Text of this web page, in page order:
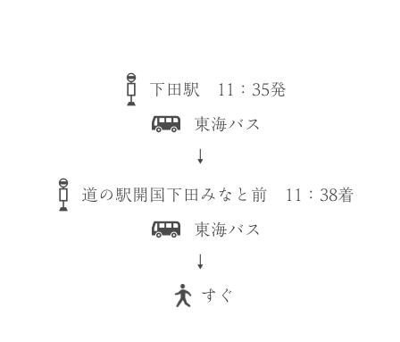
下田駅 11：35発
東海バス
↓
道の駅開国下田みなと前 11：38着
東海バス
↓
すぐ